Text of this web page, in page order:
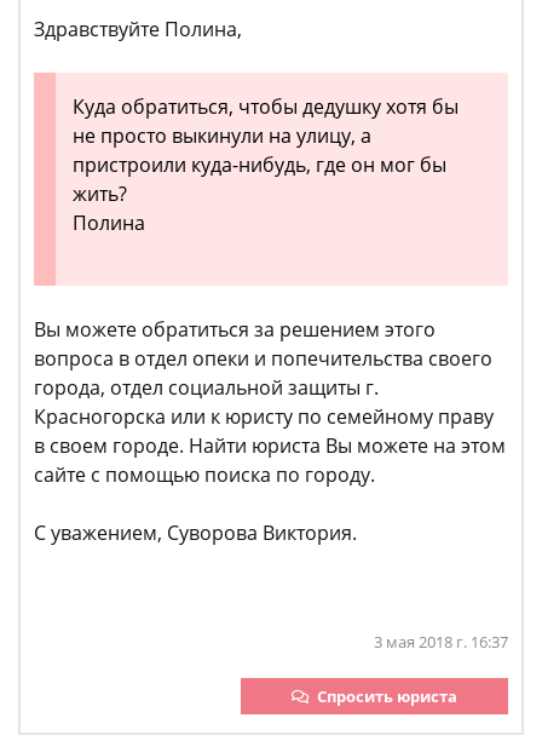
Здравствуйте Полина,
Куда обратиться, чтобы дедушку хотя бы
не просто выкинули на улицу, а
пристроили куда-нибудь, где он мог бы
жить?
Полина
Вы можете обратиться за решением этого
вопроса в отдел опеки и попечительства своего
города, отдел социальной защиты г.
Красногорска или к юристу по семейному праву
в своем городе. Найти юриста Вы можете на этом
сайте с помощью поиска по городу.
С уважением, Суворова Виктория.
3 мая 2018 г. 16:37
Спросить юриста